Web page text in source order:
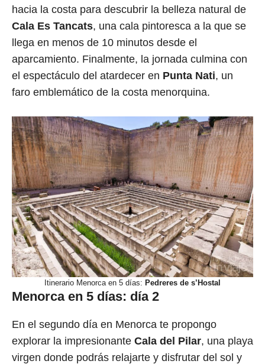
hacia la costa para descubrir la belleza natural de
Cala Es Tancats, una cala pintoresca a la que se
llega en menos de 10 minutos desde el
aparcamiento. Finalmente, la jornada culmina con
el espectáculo del atardecer en Punta Nati, un
faro emblemático de la costa menorquina.
Itinerario Menorca en 5 días: Pedreres de s’Hostal
Menorca en 5 días: día 2
En el segundo día en Menorca te propongo
explorar la impresionante Cala del Pilar, una playa
virgen donde podrás relajarte y disfrutar del sol y